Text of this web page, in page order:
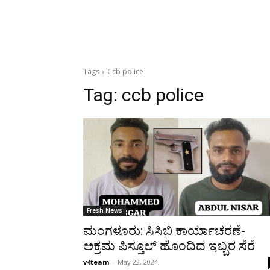
Tags Ccb police
Tag: ccb police
Fresh News
ಮಂಗಳೂರು: ಸಿಸಿಬಿ ಕಾರ್ಯಾಚರಣೆ-
ಅಕ್ರಮ ಪಿಸ್ತೂಲ್ ಹೊಂದಿದ ಇಬ್ಬರ ಸೆರೆ
v4team - May 22, 2024